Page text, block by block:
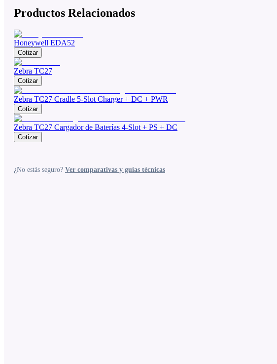
Productos Relacionados
Honeywell EDA52
Cotizar
Zebra TC27
Cotizar
Zebra TC27 Cradle 5-Slot Charger + DC + PWR
Cotizar
Zebra TC27 Cargador de Baterías 4-Slot + PS + DC
Cotizar
¿No estás seguro? Ver comparativas y guías técnicas